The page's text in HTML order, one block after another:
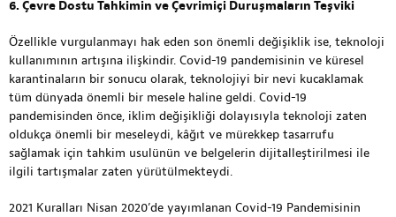
6. Çevre Dostu Tahkimin ve Çevrimiçi Duruşmaların Teşviki
Özellikle vurgulanmayı hak eden son önemli değişiklik ise, teknoloji
kullanımının artışına ilişkindir. Covid-19 pandemisinin ve küresel
karantinaların bir sonucu olarak, teknolojiyi bir nevi kucaklamak
tüm dünyada önemli bir mesele haline geldi. Covid-19
pandemisinden önce, iklim değişikliği dolayısıyla teknoloji zaten
oldukça önemli bir meseleydi, kâğıt ve mürekkep tasarrufu
sağlamak için tahkim usulünün ve belgelerin dijitalleştirilmesi ile
ilgili tartışmalar zaten yürütülmekteydi.
2021 Kuralları Nisan 2020’de yayımlanan Covid-19 Pandemisinin